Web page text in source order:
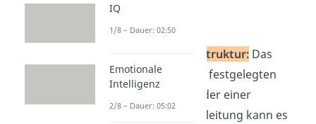
Mangel an Struktur: Das
Fehlen eines festgelegten
Lehrplans oder einer
formalen Anleitung kann es
IQ
1/8 – Dauer: 02:50
Emotionale
Intelligenz
2/8 – Dauer: 05:02